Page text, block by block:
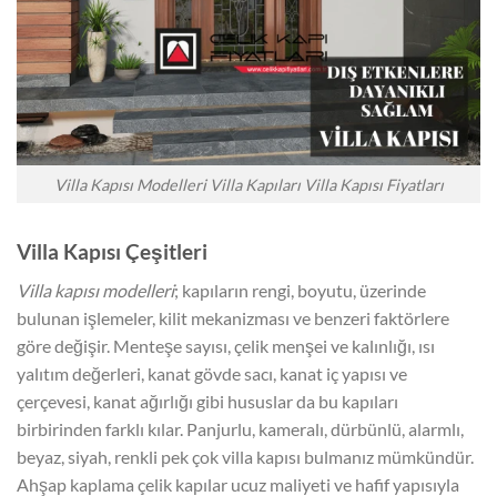
Villa Kapısı Modelleri Villa Kapıları Villa Kapısı Fiyatları
Villa Kapısı Çeşitleri
Villa kapısı modelleri; kapıların rengi, boyutu, üzerinde
bulunan işlemeler, kilit mekanizması ve benzeri faktörlere
göre değişir. Menteşe sayısı, çelik menşei ve kalınlığı, ısı
yalıtım değerleri, kanat gövde sacı, kanat iç yapısı ve
çerçevesi, kanat ağırlığı gibi hususlar da bu kapıları
birbirinden farklı kılar. Panjurlu, kameralı, dürbünlü, alarmlı,
beyaz, siyah, renkli pek çok villa kapısı bulmanız mümkündür.
Ahşap kaplama çelik kapılar ucuz maliyeti ve hafif yapısıyla